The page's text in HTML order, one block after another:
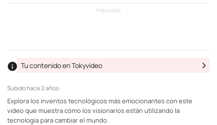
PUBLICIDAD
Subidohace 2 años ·
Tu contenido en Tokyvideo
Explora los inventos tecnológicos más emocionantes con este
video que muestra cómo los visionarios están utilizando la
tecnología para cambiar el mundo.